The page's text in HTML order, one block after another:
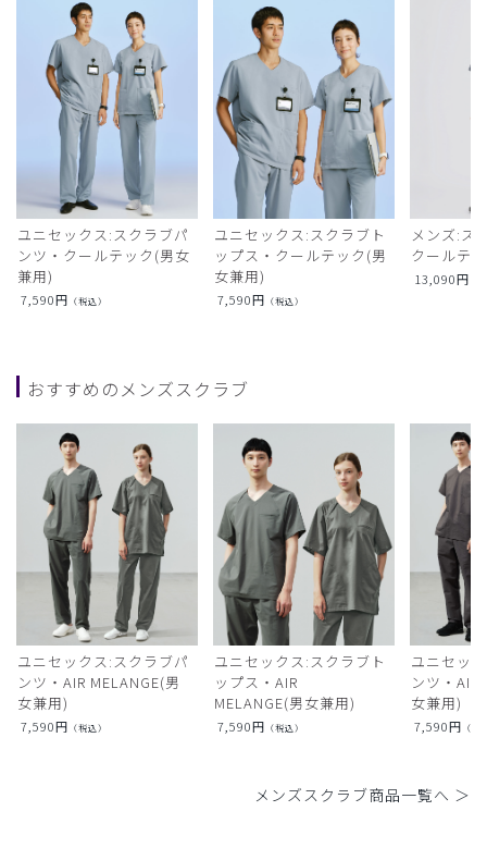
ユニセックス:スクラブパ
ンツ・クールテック(男女
兼用)
7,590円 （税込）
ユニセックス:スクラブト
ップス・クールテック(男
女兼用)
7,590円 （税込）
メンズ:ス
クールテ
13,090円
おすすめのメンズスクラブ
ユニセックス:スクラブパ
ンツ・AIR MELANGE(男
女兼用)
7,590円 （税込）
ユニセックス:スクラブト
ップス・AIR
MELANGE(男女兼用)
7,590円 （税込）
ユニセッ
ンツ・AIR
女兼用)
7,590円 （税
メンズスクラブ商品一覧へ ＞